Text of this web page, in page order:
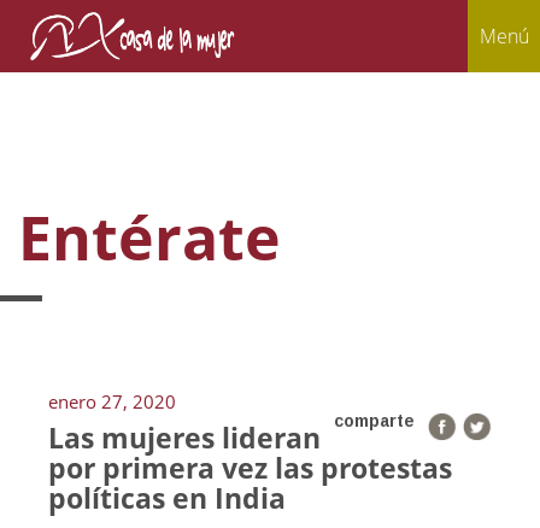
Menú
Entérate
enero 27, 2020
comparte
Las mujeres lideran
por primera vez las protestas
políticas en India